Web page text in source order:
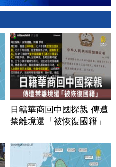
日籍華商回中國探親 傳遭
禁離境還「被恢復國籍」